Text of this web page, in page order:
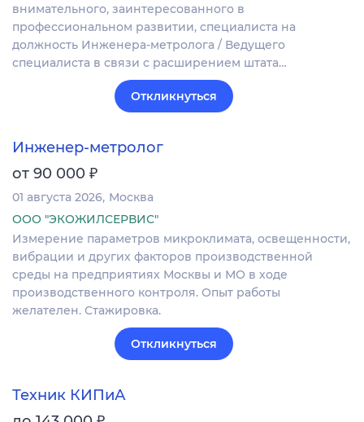
внимательного, заинтересованного в
профессиональном развитии, специалиста на
должность Инженера-метролога / Ведущего
специалиста в связи с расширением штата…
Откликнуться
Инженер-метролог
от 90 000 ₽
01 августа 2026 Москва
ООО "ЭКОЖИЛСЕРВИС"
Измерение параметров микроклимата, освещенности,
вибрации и других факторов производственной
среды на предприятиях Москвы и МО в ходе
производственного контроля. Опыт работы
желателен. Стажировка.
Откликнуться
Техник КИПиА